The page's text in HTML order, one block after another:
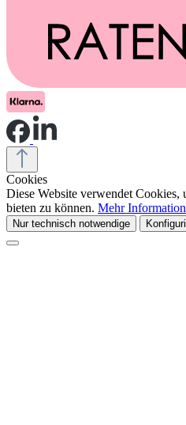
Cookies
Diese Website verwendet
bieten zu können. Mehr
Nur technisch notwendige